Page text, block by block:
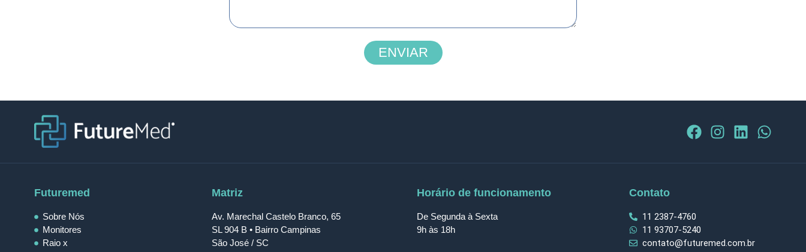
ENVIAR
Futuremed
Sobre Nós
Monitores
Raio x
Matriz
Av. Marechal Castelo Branco, 65
SL 904 B • Bairro Campinas
São José / SC
Horário de funcionamento
De Segunda à Sexta
9h às 18h
Contato
11 2387-4760
11 93707-5240
contato@futuremed.com.br